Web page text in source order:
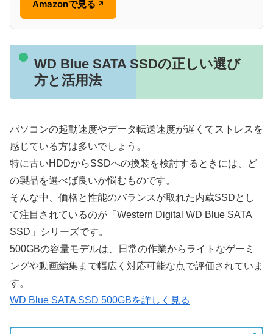
Amazonで見る ↗
WD Blue SATA SSDの正しい選び
方と活用法
パソコンの起動速度やデータ転送速度が遅くてストレスを
感じている方は多いでしょう。
特に古いHDDからSSDへの換装を検討するときには、ど
の製品を選べば良いか悩むものです。
そんな中、価格と性能のバランスが取れた内蔵SSDとし
て注目されているのが「Western Digital WD Blue SATA
SSD」シリーズです。
500GBの容量モデルは、日常の作業からライトなゲーミ
ングや動画編集まで幅広く対応可能な点で評価されていま
す。
WD Blue SATA SSD 500GBを詳しく見る